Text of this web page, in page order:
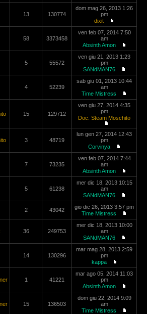
13 130774
dom mag 26, 2013 1:26
pm
dixit
58 3373458
ven feb 07, 2014 7:50
am
Absinth Amon
5 55572
ven giu 21, 2013 1:23
pm
SANdMAN76
4 52239
sab giu 01, 2013 10:44
am
Time Mistress
15 129712
ven giu 27, 2014 4:35
pm
Doc. Steam Moschito
3 48719
lun gen 27, 2014 12:43
pm
Corvinya
7 73235
ven feb 07, 2014 7:44
am
Absinth Amon
5 61238
mer dic 18, 2013 10:15
am
SANdMAN76
2 43042
gio dic 26, 2013 3:57 pm
Time Mistress
36 249753
mer dic 18, 2013 10:00
am
SANdMAN76
14 130296
mar mag 28, 2013 2:59
pm
kappa
1 41221
mar ago 05, 2014 11:03
pm
Absinth Amon
15 136503
dom giu 22, 2014 9:09
am
Time Mistress